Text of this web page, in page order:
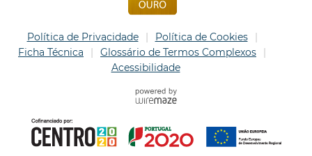
Política de Privacidade
Política de Cookies
Ficha Técnica
Glossário de Termos Complexos
Acessibilidade